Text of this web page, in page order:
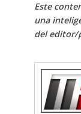
Este
una
del editor/